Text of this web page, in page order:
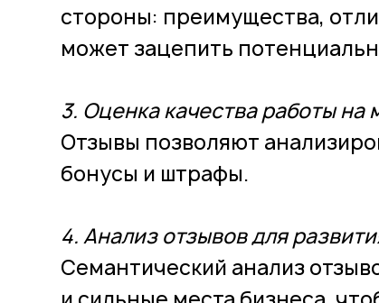
стороны: преимущества,
может зацепить
3. Оценка качества работы на
Отзывы позволяют
бонусы и штрафы.
4. Анализ отзывов для
Семантический анализ